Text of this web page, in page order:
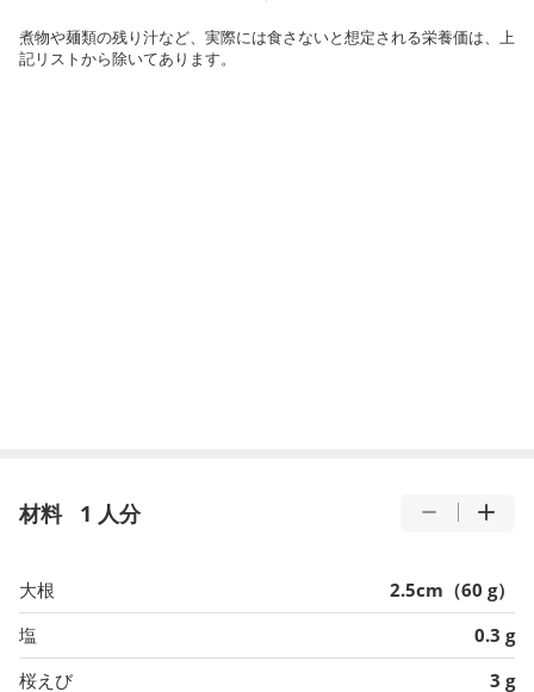
煮物や麺類の残り汁など、実際には食さないと想定される栄養価は、上
記リストから除いてあります。
材料 1 人分
大根
2.5cm（60 g）
塩
0.3 g
桜えび
3 g